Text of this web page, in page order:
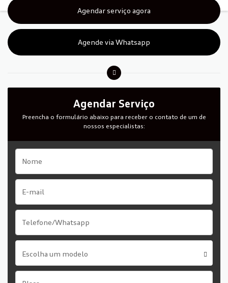
Agendar serviço agora
Agende via Whatsapp
Agendar Serviço
Preencha o formulário abaixo para receber o contato de um de
nossos especialistas:
Escolha um modelo